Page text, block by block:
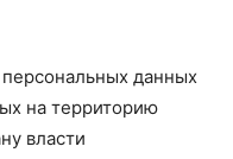
данных
на территорию
власти